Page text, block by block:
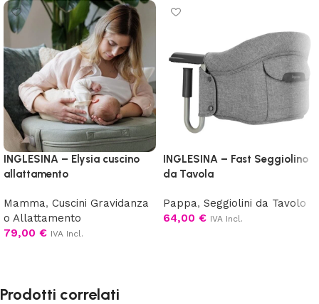
INGLESINA – Elysia cuscino
allattamento
Mamma, Cuscini Gravidanza
o Allattamento
79,00 € IVA Incl.
INGLESINA – Fast Seggiolino
da Tavola
Pappa, Seggiolini da Tavolo
64,00 € IVA Incl.
Prodotti correlati